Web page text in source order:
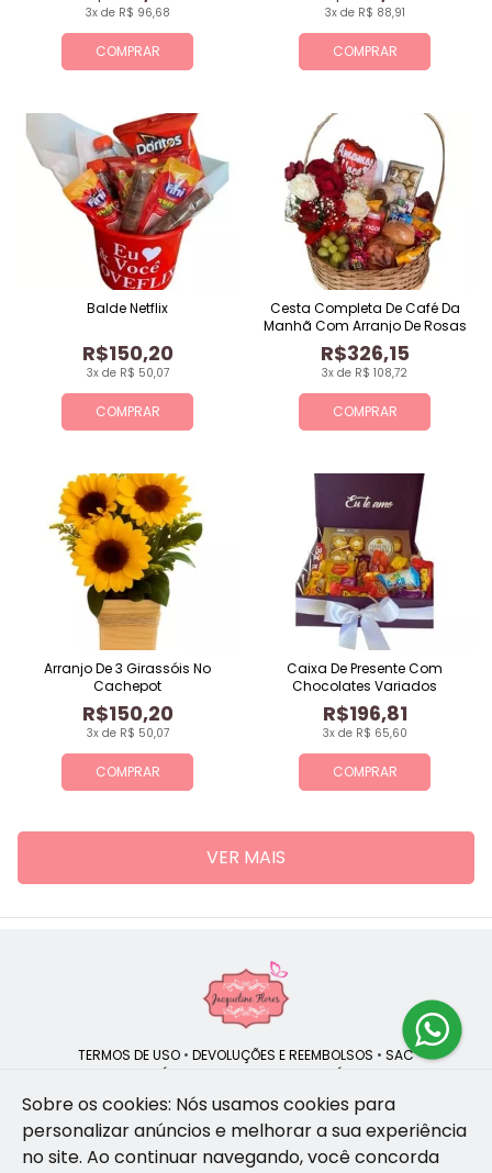
COMPRAR
3x de R$ 96,68
COMPRAR
3x de R$ 88,91
COMPRAR
3x de R$ 50,07
R$150,20
Balde Netflix
COMPRAR
3x de R$ 108,72
R$326,15
Cesta Completa De Café Da
Manhã Com Arranjo De Rosas
COMPRAR
3x de R$ 50,07
R$150,20
Arranjo De 3 Girassóis No
Cachepot
COMPRAR
3x de R$ 65,60
R$196,81
Caixa De Presente Com
Chocolates Variados
VER MAIS
TERMOS DE USO • DEVOLUÇÕES E REEMBOLSOS • SAC
POLÍTICA DE PRIVACIDADE POLÍTICA DE COOKIES
Jacqueline Flores | CNPJ: 47.335.418/0001-13
Sobre os cookies: Nós usamos cookies para
personalizar anúncios e melhorar a sua experiência
no site. Ao continuar navegando, você concorda